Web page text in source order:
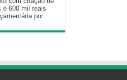
e 600 mil reais
por